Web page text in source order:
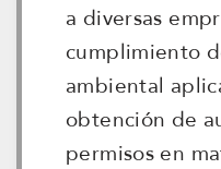
a diversas
cumplimiento
ambiental
obtención de
permisos en